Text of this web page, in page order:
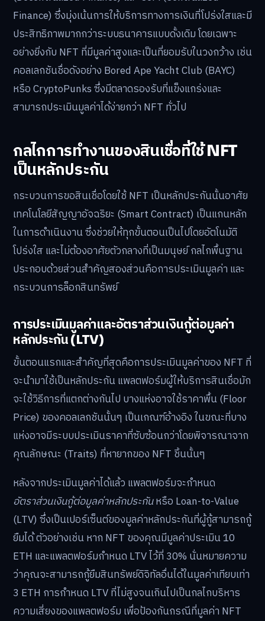
Finance) ซึ่งมุ่งเน้นการให้บริการทางการเงินที่โปร่งใสและมี
ประสิทธิภาพมากกว่าระบบธนาคารแบบดั้งเดิม โดยเฉพาะ
อย่างยิ่งกับ NFT ที่มีมูลค่าสูงและเป็นที่ยอมรับในวงกว้าง เช่น
คอลเลกชันชื่อดังอย่าง Bored Ape Yacht Club (BAYC)
หรือ CryptoPunks ซึ่งมีตลาดรองรับที่แข็งแกร่งและ
สามารถประเมินมูลค่าได้ง่ายกว่า NFT ทั่วไป
กลไกการทำงานของสินเชื่อที่ใช้ NFT
เป็นหลักประกัน
กระบวนการขอสินเชื่อโดยใช้ NFT เป็นหลักประกันนั้นอาศัย
เทคโนโลยีสัญญาอัจฉริยะ (Smart Contract) เป็นแกนหลัก
ในการดำเนินงาน ซึ่งช่วยให้ทุกขั้นตอนเป็นไปโดยอัตโนมัติ
โปร่งใส และไม่ต้องอาศัยตัวกลางที่เป็นมนุษย์ กลไกพื้นฐาน
ประกอบด้วยส่วนสำคัญสองส่วนคือการประเมินมูลค่า และ
กระบวนการล็อกสินทรัพย์
การประเมินมูลค่าและอัตราส่วนเงินกู้ต่อมูลค่า
หลักประกัน (LTV)
ขั้นตอนแรกและสำคัญที่สุดคือการประเมินมูลค่าของ NFT ที่
จะนำมาใช้เป็นหลักประกัน แพลตฟอร์มผู้ให้บริการสินเชื่อมัก
จะใช้วิธีการที่แตกต่างกันไป บางแห่งอาจใช้ราคาพื้น (Floor
Price) ของคอลเลกชันนั้นๆ เป็นเกณฑ์อ้างอิง ในขณะที่บาง
แห่งอาจมีระบบประเมินราคาที่ซับซ้อนกว่าโดยพิจารณาจาก
คุณลักษณะ (Traits) ที่หายากของ NFT ชิ้นนั้นๆ
หลังจากประเมินมูลค่าได้แล้ว แพลตฟอร์มจะกำหนด
อัตราส่วนเงินกู้ต่อมูลค่าหลักประกันหรือ Loan-to-Value
(LTV) ซึ่งเป็นเปอร์เซ็นต์ของมูลค่าหลักประกันที่ผู้กู้สามารถกู้
ยืมได้ ตัวอย่างเช่น หาก NFT ของคุณมีมูลค่าประเมิน 10
ETH และแพลตฟอร์มกำหนด LTV ไว้ที่ 30% นั่นหมายความ
ว่าคุณจะสามารถกู้ยืมสินทรัพย์ดิจิทัลอื่นได้ในมูลค่าเทียบเท่า
3 ETH การกำหนด LTV ที่ไม่สูงจนเกินไปเป็นกลไกบริหาร
ความเสี่ยงของแพลตฟอร์ม เพื่อป้องกันกรณีที่มูลค่า NFT